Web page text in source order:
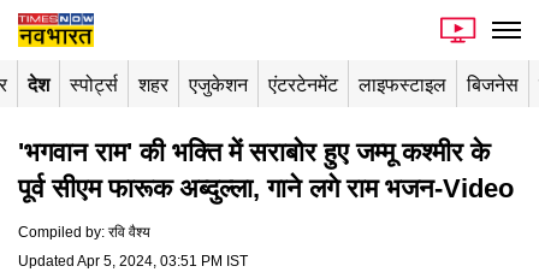
देश स्पोर्ट्स शहर एजुकेशन एंटरटेनमेंट लाइफस्टाइल बिजनेस
'भगवान राम' की भक्ति में सराबोर हुए जम्मू कश्मीर के
पूर्व सीएम फारूक अब्दुल्ला, गाने लगे राम भजन-Video
Compiled by: रवि वैश्य
Updated Apr 5, 2024, 03:51 PM IST